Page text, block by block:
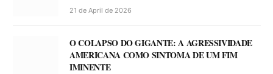
21 de April de 2026
O COLAPSO DO GIGANTE: A AGRESSIVIDADE
AMERICANA COMO SINTOMA DE UM FIM
IMINENTE